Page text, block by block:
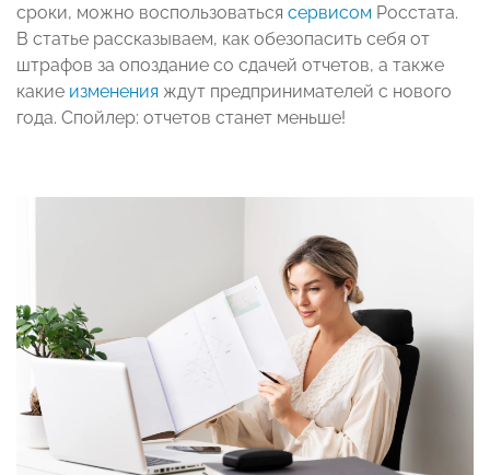
сроки, можно воспользоваться сервисом Росстата.
В статье рассказываем, как обезопасить себя от
штрафов за опоздание со сдачей отчетов, а также
какие изменения ждут предпринимателей с нового
года. Спойлер: отчетов станет меньше!